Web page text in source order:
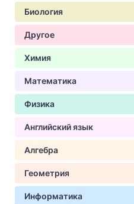
Биология
Другое
Химия
Математика
Физика
Английский язык
Алгебра
Геометрия
Информатика